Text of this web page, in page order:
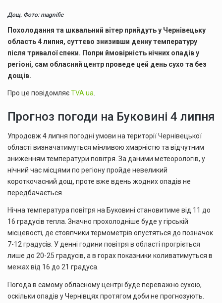
Дощ. Фото: magnific
Похолодання та шквальний вітер прийдуть у Чернівецьку
область 4 липня, суттєво знизивши денну температуру
після тривалої спеки. Попри ймовірність нічних опадів у
регіоні, сам обласний центр проведе цей день сухо та без
дощів.
Про це повідомляєTVA.ua
Прогноз погоди на Буковині 4 липня
Упродовж 4 липня погодні умови на території Чернівецької
області визначатимуться мінливою хмарністю та відчутним
зниженням температури повітря. За даними метеорологів, у
нічний час місцями по регіону пройде невеликий
короткочасний дощ, проте вже вдень жодних опадів не
передбачається.
Нічна температура повітря на Буковині становитиме від 11 до
16 градусів тепла. Значно прохолодніше буде у гірській
місцевості, де стовпчики термометрів опустяться до позначок
7-12 градусів. У денні години повітря в області прогріється
лише до 20-25 градусів, а в горах показники коливатимуться в
межах від 16 до 21 градуса.
Погода в самому обласному центрі буде переважно сухою,
оскільки опадів у Чернівцях протягом доби не прогнозують.